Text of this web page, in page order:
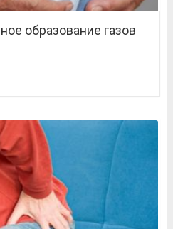
образование газов